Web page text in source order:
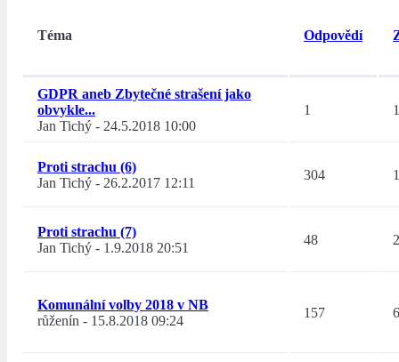
Téma Odpovědí
GDPR aneb Zbytečné strašení jako
obvykle...
Jan Tichý - 24.5.2018 10:00
1
Proti strachu (6)
Jan Tichý - 26.2.2017 12:11
304
Proti strachu (7)
Jan Tichý - 1.9.2018 20:51
48
Komunální volby 2018 v NB
růženín - 15.8.2018 09:24
157